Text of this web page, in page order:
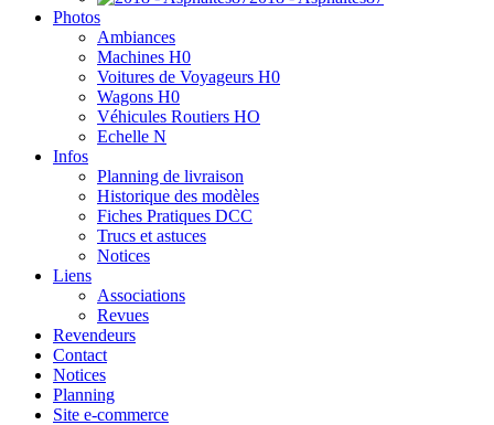
Photos
Ambiances
Machines H0
Voitures de Voyageurs H0
Wagons H0
Véhicules Routiers HO
Echelle N
Infos
Planning de livraison
Historique des modèles
Fiches Pratiques DCC
Trucs et astuces
Notices
Liens
Associations
Revues
Revendeurs
Contact
Notices
Planning
Site e-commerce